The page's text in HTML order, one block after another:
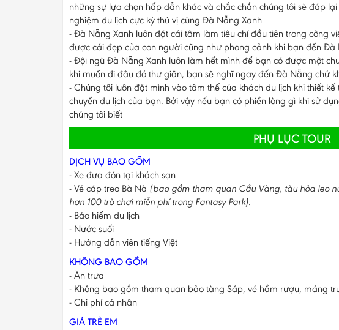
những sự lựa chọn hấp dẫn khác và chắc chắn chúng tôi sẽ đáp
nghiệm du lịch cực kỳ thú vị cùng Đà Nẵng Xanh
- Đà Nẵng Xanh luôn đặt cái tâm làm tiêu chí đầu tiên trong công
được cái đẹp của con người cũng như phong cảnh khi bạn đến Đà
- Đội ngũ Đà Nẵng Xanh luôn làm hết mình để bạn có được một
khi muốn đi đâu đó thư giãn, bạn sẽ nghĩ ngay đến Đà Nẵng chứ
- Chúng tôi luôn đặt mình vào tâm thế của khách du lịch khi thiết
chuyến du lịch của bạn. Bởi vậy nếu bạn có phiền lòng gì khi sử
chúng tôi biết
PHỤ LỤC TOUR
DỊCH VỤ BAO GỒM
- Xe đưa đón tại khách sạn
- Vé cáp treo Bà Nà (bao gồm tham quan Cầu Vàng, tàu hỏa leo
hơn 100 trò chơi miễn phí trong Fantasy Park).
- Bảo hiểm du lịch
- Nước suối
​- Hướng dẫn viên tiếng Việt
KHÔNG BAO GỒM
- Ăn trưa
- Không bao gồm tham quan bảo tàng Sáp, vé hầm rượu, máng
- Chi phí cá nhân
GIÁ TRẺ EM